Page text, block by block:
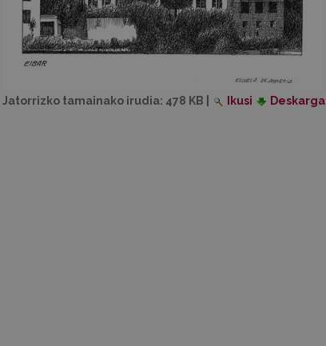
Jatorrizko tamainako irudia: 478 KB Ikusi